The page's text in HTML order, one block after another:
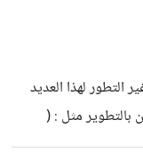
التطور لهذا العديد
بالتطوير مثل : (
محمد باسل الطائي)